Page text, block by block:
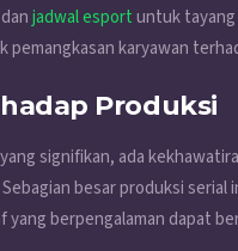
jadwal esportuntuk tayang
pemangkasan karyawan
Produksi
signifikan, ada
besar produksi serial
yang berpengalaman dapat